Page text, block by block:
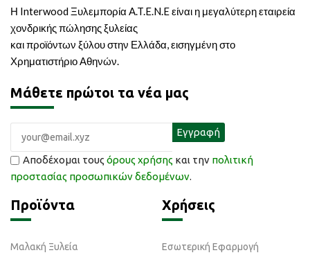
Η Interwood Ξυλεμπορία A.T.E.N.E είναι η μεγαλύτερη εταιρεία
χονδρικής πώλησης ξυλείας
και προϊόντων ξύλου στην Ελλάδα, εισηγμένη στο
Χρηματιστήριο Αθηνών.
Μάθετε πρώτοι τα νέα μας
Αποδέχομαι τους όρους χρήσης και την πολιτική
προστασίας προσωπικών δεδομένων.
Προϊόντα
Μαλακή Ξυλεία
Χρήσεις
Εσωτερική Εφαρμογή